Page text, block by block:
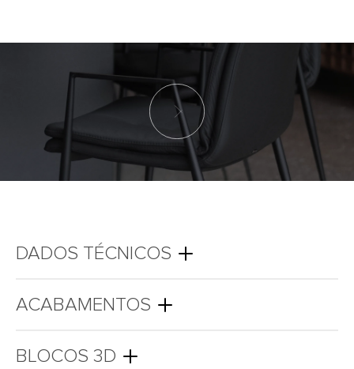
DADOS TÉCNICOS
ACABAMENTOS
BLOCOS 3D